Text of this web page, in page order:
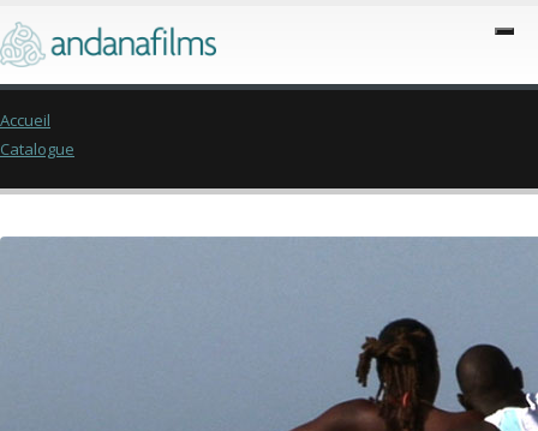
Accueil
Catalogue